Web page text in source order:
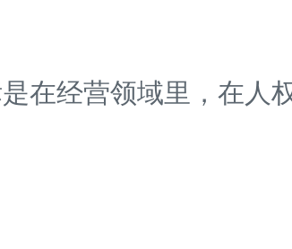
在经营领域里，在人